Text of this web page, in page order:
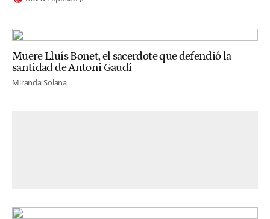
Muere Lluís Bonet, el sacerdote que defendió la
santidad de Antoni Gaudí
Miranda Solana